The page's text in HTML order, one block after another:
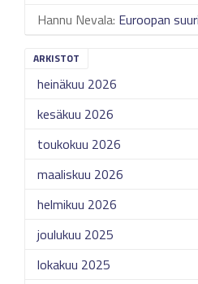
Hannu Nevala: Euroopan
ARKISTOT
heinäkuu 2026
kesäkuu 2026
toukokuu 2026
maaliskuu 2026
helmikuu 2026
joulukuu 2025
lokakuu 2025